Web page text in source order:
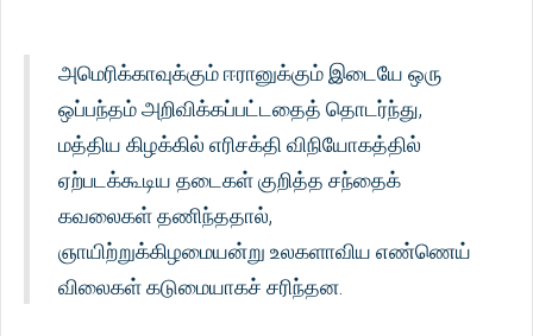
அமெரிக்காவுக்கும் ஈரானுக்கும் இடையே ஒரு
ஒப்பந்தம் அறிவிக்கப்பட்டதைத் தொடர்ந்து,
மத்திய கிழக்கில் எரிசக்தி விநியோகத்தில்
ஏற்படக்கூடிய தடைகள் குறித்த சந்தைக்
கவலைகள் தணிந்ததால்,
ஞாயிற்றுக்கிழமையன்று உலகளாவிய எண்ணெய்
விலைகள் கடுமையாகச் சரிந்தன.